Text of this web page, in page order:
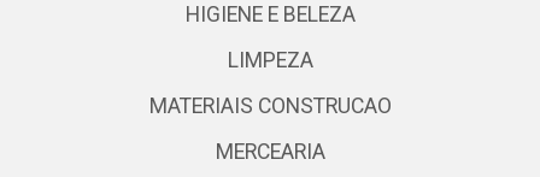
HIGIENE E BELEZA
LIMPEZA
MATERIAIS CONSTRUCAO
MERCEARIA